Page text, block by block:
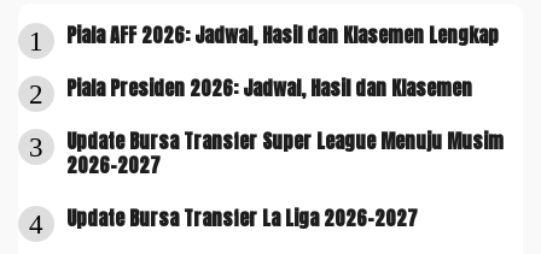
1 Piala AFF 2026: Jadwal, Hasil dan Klasemen Lengkap
2 Piala Presiden 2026: Jadwal, Hasil dan Klasemen
3
Update Bursa Transfer Super League Menuju Musim
2026-2027
4 Update Bursa Transfer La Liga 2026-2027